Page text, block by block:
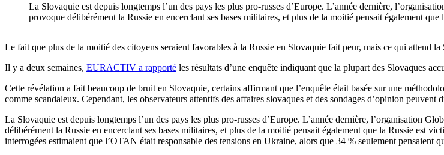
La Slovaquie est depuis longtemps l’un des pays les plus pro-russes d’Europe. L’année dernière,
provoque délibérément la Russie en encerclant ses bases militaires, et plus de la moitié pensait également
Le fait que plus de la moitié des citoyens seraient favorables à la Russie en Slovaquie fait peur, mais ce qui attend
Il y a deux semaines, EURACTIV a rapporté les résultats d’une enquête indiquant que la plupart des Slovaques
Cette révélation a fait beaucoup de bruit en Slovaquie, certains affirmant que l’enquête était basée sur une
comme scandaleux. Cependant, les observateurs attentifs des affaires slovaques et des sondages d’opinion
La Slovaquie est depuis longtemps l’un des pays les plus pro-russes d’Europe. L’année dernière, l’organisation
délibérément la Russie en encerclant ses bases militaires, et plus de la moitié pensait également que la Russie est
interrogées estimaient que l’OTAN était responsable des tensions en Ukraine, alors que 34 % seulement pensaient